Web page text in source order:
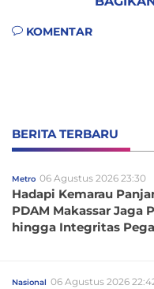
KOMENTAR
BERITA TERBARU
Metro 06 Agustus 2026 23:30
Hadapi Kemarau
PDAM Makassar Jaga
hingga Integritas
Nasional 06 Agustus 2026